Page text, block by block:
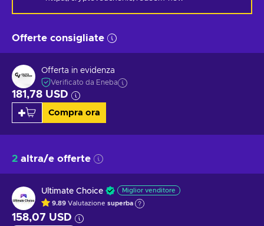
Offerte consigliate
Offerta in evidenza
Verificato da Eneba
181,78 USD
Compra ora
2 altra/e offerte
Ultimate Choice Miglior venditore
9.89 Valutazione superba
158,07 USD